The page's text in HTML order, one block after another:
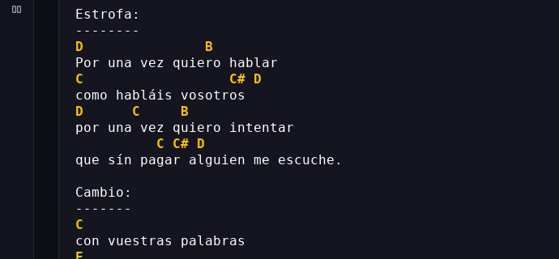
Estrofa:
--------
D
B
Por una vez quiero hablar
C
C# D
como habláis vosotros
D
C
B
por una vez quiero intentar
C
C# D
que sín pagar alguien me escuche.
Cambio:
-------
C
con vuestras palabras